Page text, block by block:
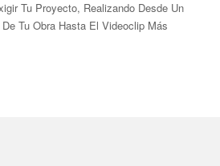
Tu Proyecto, Realizando Desde Un
Tu Obra Hasta El Videoclip Más